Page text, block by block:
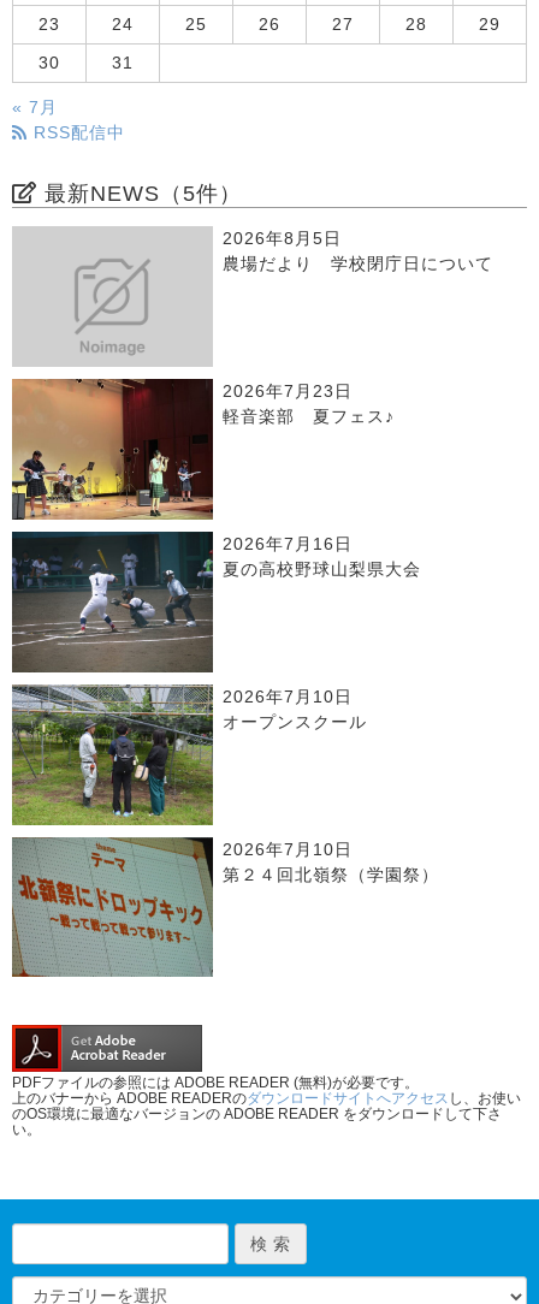
23 24 25 26 27 28 29
30 31
« 7月
RSS配信中
最新NEWS（5件）
2026年8月5日
農場だより 学校閉庁日について
2026年7月23日
軽音楽部 夏フェス♪
2026年7月16日
夏の高校野球山梨県大会
2026年7月10日
オープンスクール
2026年7月10日
第２４回北嶺祭（学園祭）
PDFファイルの参照には ADOBE READER (無料)が必要です。
上のバナーから ADOBE READERのダウンロードサイトへアクセス し、お使い
のOS環境に最適なバージョンの ADOBE READER をダウンロードして下さ
い。